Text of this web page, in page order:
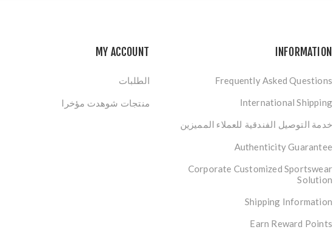
INFORMATION
Frequently Asked Questions
International Shipping
خدمة التوصيل الفندقية للعملاء المميزين
Authenticity Guarantee
Corporate Customized Sportswear
Solution
Shipping Information
Earn Reward Points
MY ACCOUNT
الطلبات
منتجات شوهدت مؤخرا